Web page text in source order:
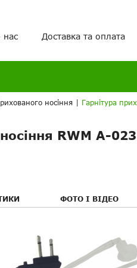
нас Доставка та оплата
носіння Гарнітура
RWM A-
ФОТО І ВІДЕО
Ваше питання
Ваше питання